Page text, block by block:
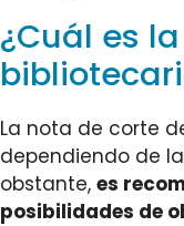
¿Cuál es
La nota de corte
dependiendo de
obstante, es
posibilidades de